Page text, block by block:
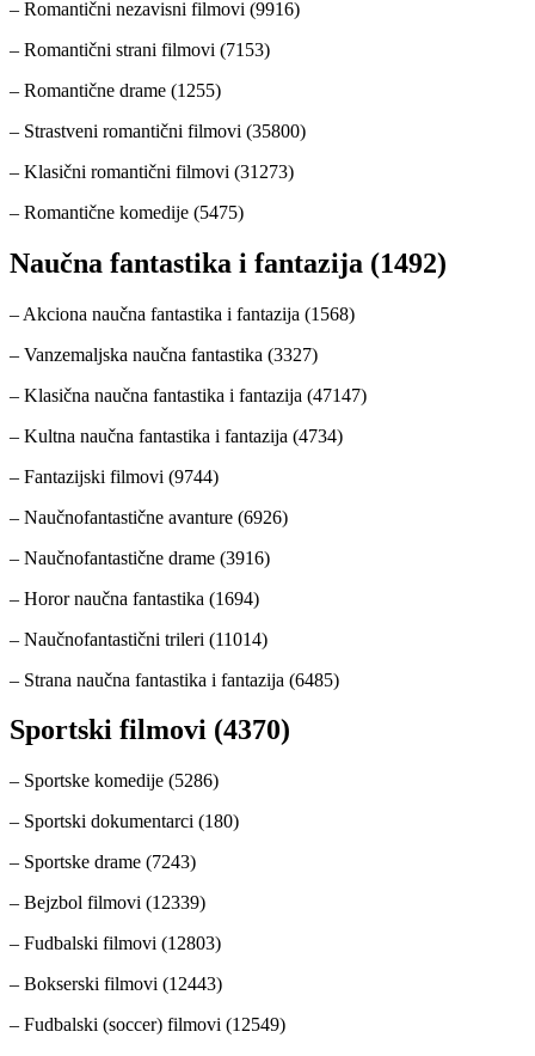
– Romantični nezavisni filmovi (9916)
– Romantični strani filmovi (7153)
– Romantične drame (1255)
– Strastveni romantični filmovi (35800)
– Klasični romantični filmovi (31273)
– Romantične komedije (5475)
Naučna fantastika i fantazija (1492)
– Akciona naučna fantastika i fantazija (1568)
– Vanzemaljska naučna fantastika (3327)
– Klasična naučna fantastika i fantazija (47147)
– Kultna naučna fantastika i fantazija (4734)
– Fantazijski filmovi (9744)
– Naučnofantastične avanture (6926)
– Naučnofantastične drame (3916)
– Horor naučna fantastika (1694)
– Naučnofantastični trileri (11014)
– Strana naučna fantastika i fantazija (6485)
Sportski filmovi (4370)
– Sportske komedije (5286)
– Sportski dokumentarci (180)
– Sportske drame (7243)
– Bejzbol filmovi (12339)
– Fudbalski filmovi (12803)
– Bokserski filmovi (12443)
– Fudbalski (soccer) filmovi (12549)